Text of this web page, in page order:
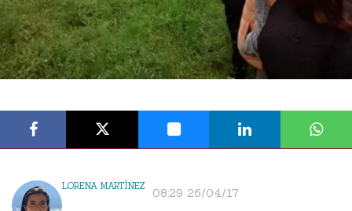
LORENA MARTÍNEZ 08:29 26/04/17